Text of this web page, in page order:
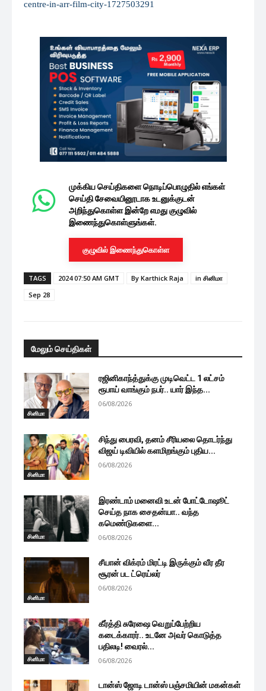
centre-in-arr-film-city-1727503291
முக்கிய செய்திகளை நொடிப்பொழுதில் எங்கள்
செய்தி சேவையினூடாக உடனுக்குடன்
அறிந்துகொள்ள இன்றே எமது குழுவில்
இணைந்துகொள்ளுங்கள்.
குழுவில் இணைந்துகொள்ள
TAGS 2024 07:50 AM GMT By Karthick Raja
in சினிமா
Sep 28
மேலும் செய்திகள்
சினிமா
ரஜினிகாந்த்துக்கு முடிவெட்ட 1 லட்சம்
ரூபாய் வாங்கும் நபர்.. யார் இந்த...
06/08/2026
சினிமா
சிந்து பைரவி, தனம் சீரியலை தொடர்ந்து
விஜய் டிவியில் களமிறங்கும் புதிய...
06/08/2026
சினிமா
இரண்டாம் மனைவி உடன் போட்டோஷூட்
செய்த நாக சைதன்யா.. வந்த
கமெண்டுகளை...
06/08/2026
சினிமா
சீயான் விக்ரம் மிரட்டி இருக்கும் வீர தீர
சூரன் பட ட்ரெய்லர்
06/08/2026
சினிமா
கீர்த்தி சுரேஷை வெறுப்பேற்றிய
கடைக்காரர்.. உடனே அவர் கொடுத்த
பதிலடி! வைரல்...
06/08/2026
டான்ஸ் ஜோடி டான்ஸ் பஞ்சமியின் மகன்கள்